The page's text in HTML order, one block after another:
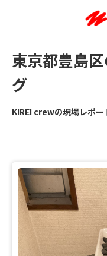
東京都豊島
グ
KIREI crewの現場レポ